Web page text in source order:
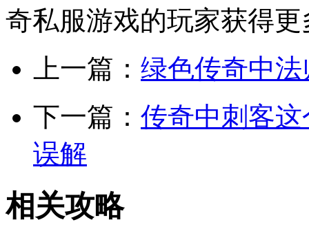
奇私服游戏的玩家获得
上一篇： 绿色传奇中
下一篇： 传奇中刺客
误解
相关攻略